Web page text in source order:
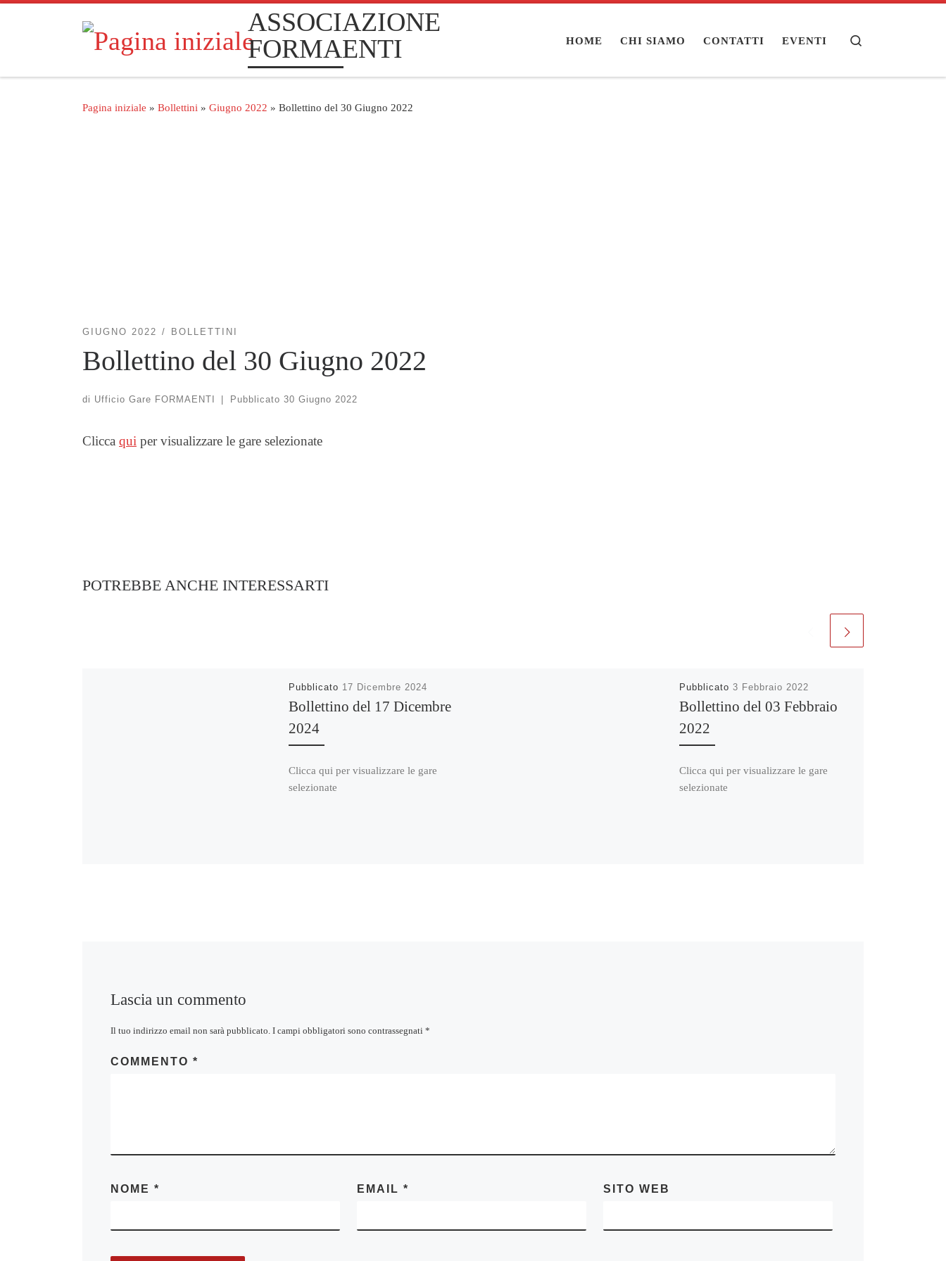
Passa al contenuto
ASSOCIAZIONE
FORMAENTI
HOME CHI SIAMO CONTATTI EVENTI
Pagina iniziale » Bollettini » Giugno 2022 » Bollettino del 30 Giugno 2022
GIUGNO 2022 BOLLETTINI
Bollettino del 30 Giugno 2022
di Ufficio Gare FORMAENTI Pubblicato 30 Giugno 2022
Clicca qui per visualizzare le gare selezionate
POTREBBE ANCHE INTERESSARTI
Pubblicato 17 Dicembre 2024
Bollettino del 17 Dicembre
2024
Clicca qui per visualizzare le gare
selezionate
Pubblicato 3 Febbraio 2022
Bollettino del 03 Febbraio
2022
Clicca qui per visualizzare le gare
selezionate
Lascia un commento
Il tuo indirizzo email non sarà pubblicato. I campi obbligatori sono contrassegnati *
COMMENTO *
NOME * EMAIL * SITO WEB